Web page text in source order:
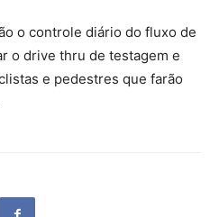
o controle diário do fluxo de
o drive thru de testagem e
e pedestres que farão